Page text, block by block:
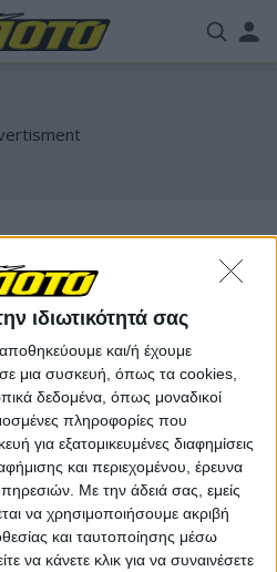
ιδιωτικότητά σας
και/ή έχουμε
μια συσκευή, όπως τα cookies,
δεδομένα, όπως μοναδικοί
πληροφορίες που
για εξατομικευμένες διαφημίσεις
και περιεχομένου, έρευνα
Με την άδειά σας, εμείς
να χρησιμοποιήσουμε ακριβή
και ταυτοποίησης μέσω
κάνετε κλικ για να συναινέσετε
2/12/2025